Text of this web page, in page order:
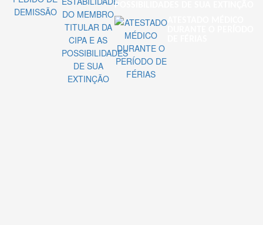
POSSIBILIDADES DE SUA EXTINÇÃO